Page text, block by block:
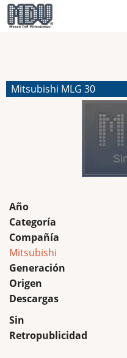
Pasar
al
Mitsubishi MLG 30
Año
Categoría
Compañía
Mitsubishi
Generación
Origen
Descargas
Sin
Retropublicidad